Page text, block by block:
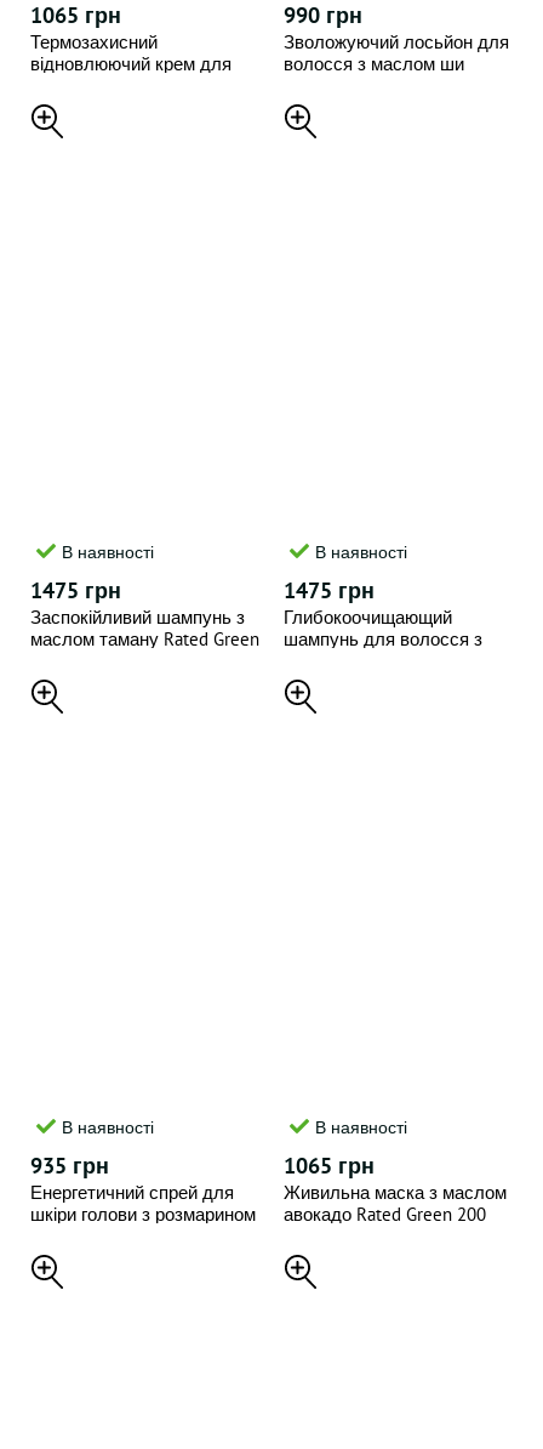
1065 грн
Термозахисний
відновлюючий крем для
Rated Green , 150 мл
990 грн
Зволожуючий лосьйон для
волосся з маслом ши
В наявності
1475 грн
Заспокійливий шампунь з
маслом таману Rated Green
В наявності
1475 грн
Глибокоочищающий
шампунь для волосся з
Green , 400 мл
В наявності
935 грн
Енергетичний спрей для
шкіри голови з розмарином
В наявності
1065 грн
Живильна маска з маслом
авокадо Rated Green 200